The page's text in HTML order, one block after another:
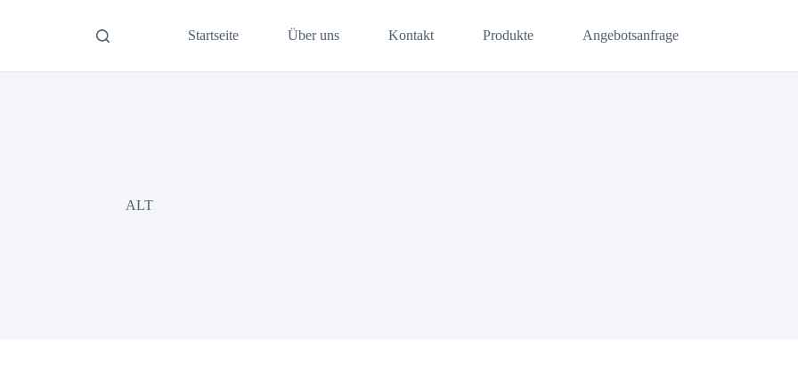
Startseite Über uns Kontakt Produkte Angebotsanfrage
ALT